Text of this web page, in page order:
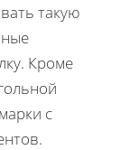
такую
Кроме
с